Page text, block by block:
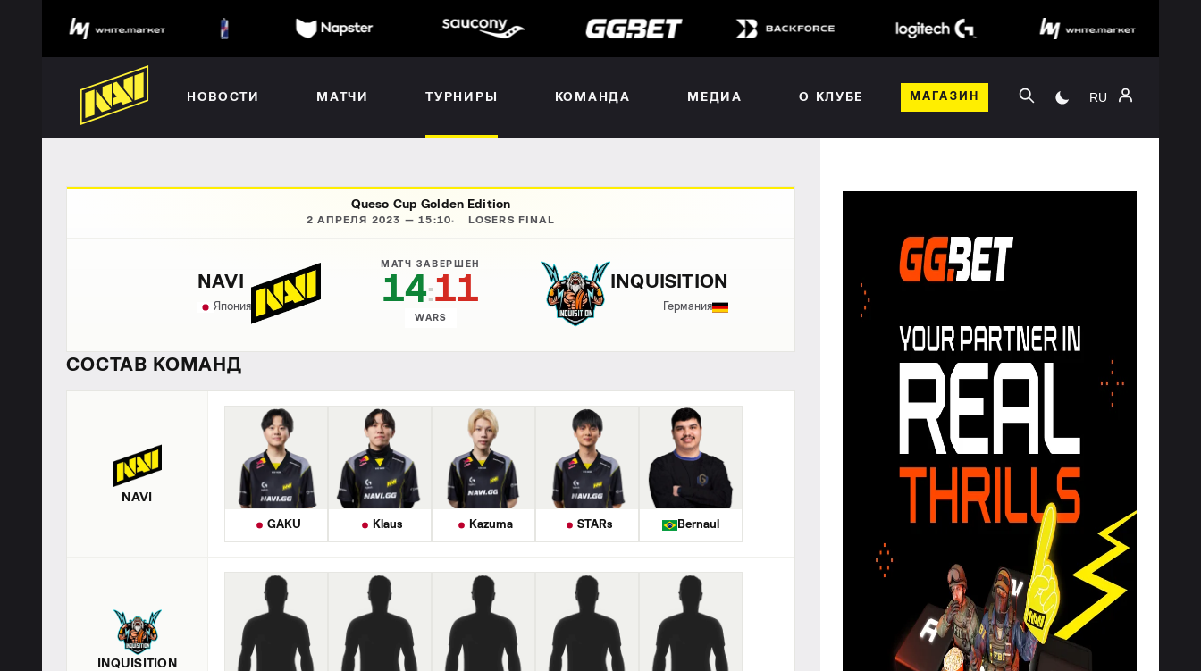
НОВОСТИ МАТЧИ ТУРНИРЫ КОМАНДА МЕДИА О КЛУБЕ МАГАЗИН RU
Queso Cup Golden Edition
2 АПРЕЛЯ 2023 — 15:10 LOSERS FINAL
NAVI
Япония
МАТЧ ЗАВЕРШЕН
14:11
WARS
INQUISITION
Германия
СОСТАВ КОМАНД
NAVI
GAKU Klaus Kazuma STARs Bernaul
INQUISITION